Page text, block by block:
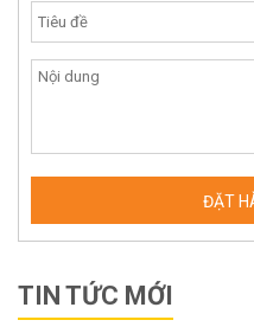
TIN TỨC MỚI